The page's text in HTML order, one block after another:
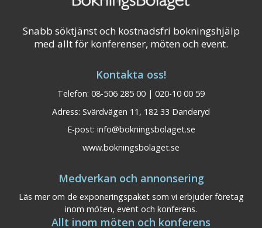
Snabb söktjänst och kostnadsfri bokningshjälp
med allt för konferenser, möten och event.
Kontakta oss!
Telefon: 08-506 285 00 | 020-10 00 59
Adress: Svärdvägen 11, 182 33 Danderyd
E-post: info@bokningsbolaget.se
www.bokningsbolaget.se
Medverkan och annonsering
Läs mer om de exponeringspaket som vi erbjuder företag
inom möten, event och konferens.
Allt inom möten och konferens